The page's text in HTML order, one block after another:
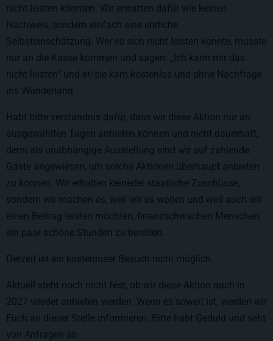
nicht leisten könnten. Wir erwarten dafür wie keinen
Nachweis, sondern einfach eine ehrliche
Selbsteinschätzung. Wer es sich nicht leisten konnte, musste
nur an die Kasse kommen und sagen: „Ich kann mir das
nicht leisten“ und er/sie kam kostenlos und ohne Nachfrage
ins Wunderland.
Habt bitte verständnis dafür, dass wir diese Aktion nur an
ausgewählten Tagen anbieten können und nicht dauerhaft,
denn als unabhängige Ausstellung sind wir auf zahlende
Gäste angewiesen, um solche Aktionen überhaupt anbieten
zu können. Wir erhalten keinerlei staatliche Zuschüsse,
sondern wir machen es, weil wir es wollen und weil auch wir
einen Beitrag leisten möchten, finanzschwachen Menschen
ein paar schöne Stunden zu bereiten.
Derzeit ist ein kostenloser Besuch nicht möglich.
Aktuell steht noch nicht fest, ob wir diese Aktion auch in
2027 wieder anbieten werden. Wenn es soweit ist, werden wir
Euch an dieser Stelle informieren. Bitte habt Geduld und seht
von Anfragen ab.